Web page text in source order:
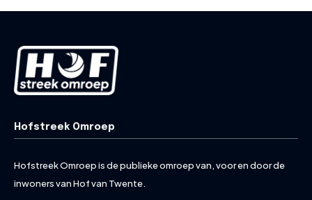
Hofstreek Omroep
Hofstreek Omroep is de publieke omroep van, voor en door de
inwoners van Hof van Twente.